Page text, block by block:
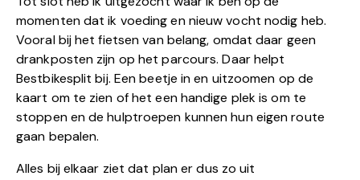
momenten dat ik voeding en nieuw vocht nodig heb.
Vooral bij het fietsen van belang, omdat daar geen
drankposten zijn op het parcours. Daar helpt
Bestbikesplit bij. Een beetje in en uitzoomen op de
kaart om te zien of het een handige plek is om te
stoppen en de hulptroepen kunnen hun eigen route
gaan bepalen.
Alles bij elkaar ziet dat plan er dus zo uit